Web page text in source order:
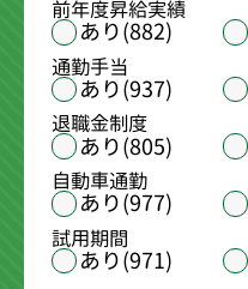
前年度昇給実績
あり(882)
通勤手当
あり(937)
退職金制度
あり(805)
自動車通勤
あり(977)
試用期間
あり(971)